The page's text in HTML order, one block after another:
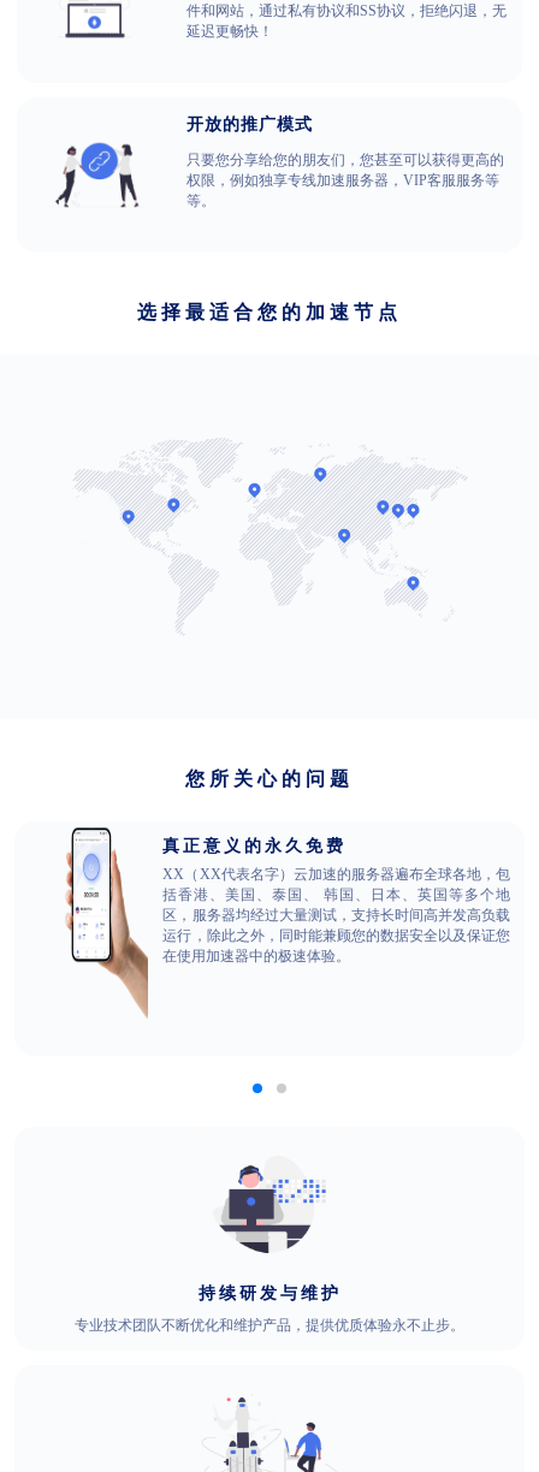
件和网站，通过私有协议和SS协议，拒绝闪退，无
延迟更畅快！
开放的推广模式
只要您分享给您的朋友们，您甚至可以获得更高的
权限，例如独享专线加速服务器，VIP客服服务等
等。
选择最适合您的加速节点
您所关心的问题
真正意义的永久免费
XX（XX代表名字）云加速的服务器遍布全球各地，包
括香港、美国、泰国、 韩国、日本、英国等多个地
区，服务器均经过大量测试，支持长时间高并发高负载
运行，除此之外，同时能兼顾您的数据安全以及保证您
在使用加速器中的极速体验。
持续研发与维护
专业技术团队不断优化和维护产品，提供优质体验永不止步。